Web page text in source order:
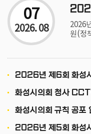
07
2026. 08
2026
원(정
장
화성시의회 규칙 공